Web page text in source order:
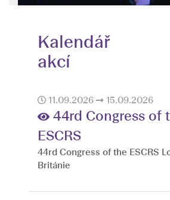
Kalendář
akcí
11.09.2026 15.09.2026
44rd Congress of
ESCRS
44rd Congress of the ESCRS
Británie